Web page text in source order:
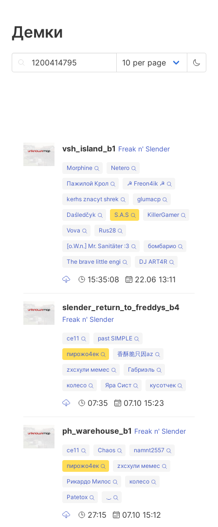
Демки
vsh_island_b1 Freak n' Slender
Morphine Netero
Пажилой Крол ☭ Freon4ik ☭
kerhs znacyt shrek glumacp
Daśledčyk S.A.S KillerGamer
Vova Rus28
[o.W.n.] Mr. Sanitäter :3 бомбарио
The brave little engi DJ ART4R
15:35:08 22.06 13:11
slender_return_to_freddys_b4
Freak n' Slender
ce11 past SIMPLE
пирожо4ек 香酥脆只因az
zxcхули мемес Габриэль
колесо Яра Сист кусотчек
07:35 07.10 15:23
ph_warehouse_b1 Freak n' Slender
ce11 Chaos namnt2557
пирожо4ек zxcхули мемес
Рикардо Милос колесо
Patetox ._.
27:15 07.10 15:12